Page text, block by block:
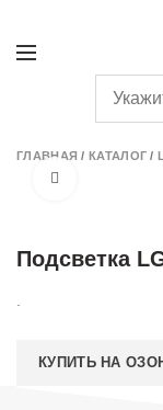
ГЛАВНАЯ /КАТАЛОГ /
Подсветка
КУПИТЬ НА